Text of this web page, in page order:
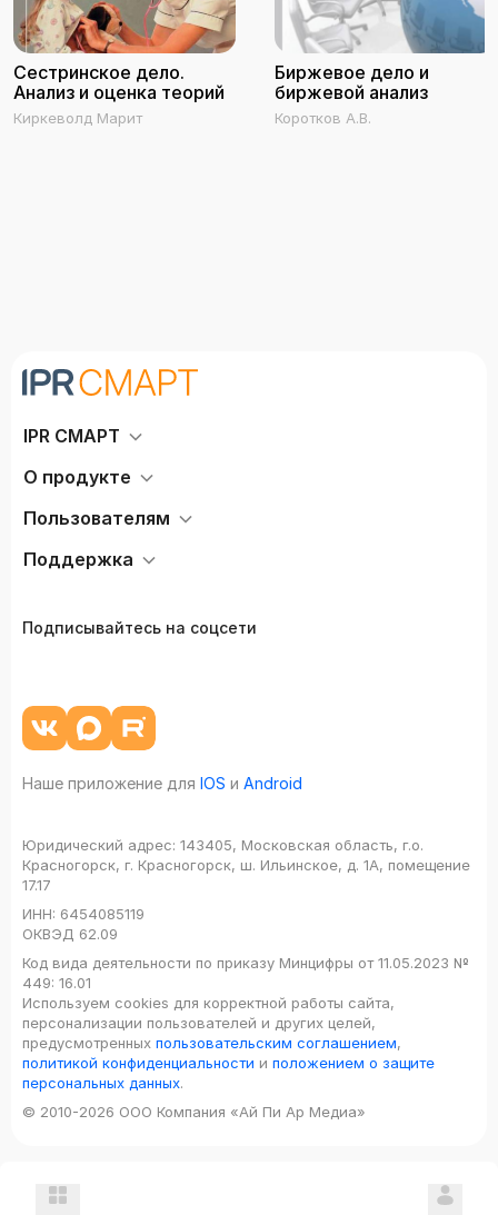
Сестринское дело.
Анализ и оценка теорий
Киркеволд Марит
Биржевое дело и
биржевой анализ
Коротков А.В.
IPR СМАРТ
О продукте
Пользователям
Поддержка
Подписывайтесь на соцсети
Наше приложение для IOS и Android
Юридический адрес: 143405, Московская область, г.о.
Красногорск, г. Красногорск, ш. Ильинское, д. 1А, помещение
17.17
ИНН: 6454085119
ОКВЭД 62.09
Код вида деятельности по приказу Минцифры от 11.05.2023 №
449: 16.01
Используем cookies для корректной работы сайта,
персонализации пользователей и других целей,
предусмотренных пользовательским соглашением,
политикой конфиденциальности и положением о защите
персональных данных.
© 2010-2026 ООО Компания «Ай Пи Ар Медиа»